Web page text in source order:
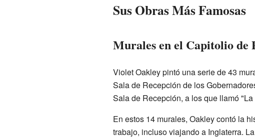
Sus Obras Más Famosas
Murales en el Capitolio de
Violet Oakley pintó una serie de 43
Sala de Recepción de los
Sala de Recepción, a los que llamó
En estos 14 murales, Oakley contó la
trabajo, incluso viajando a Inglaterra.